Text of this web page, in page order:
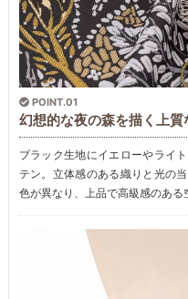
POINT.01
幻想的な夜の森を描く上
ブラック生地にイエローやライ
テン。立体感のある織りと光の
色が異なり、上品で高級感のある